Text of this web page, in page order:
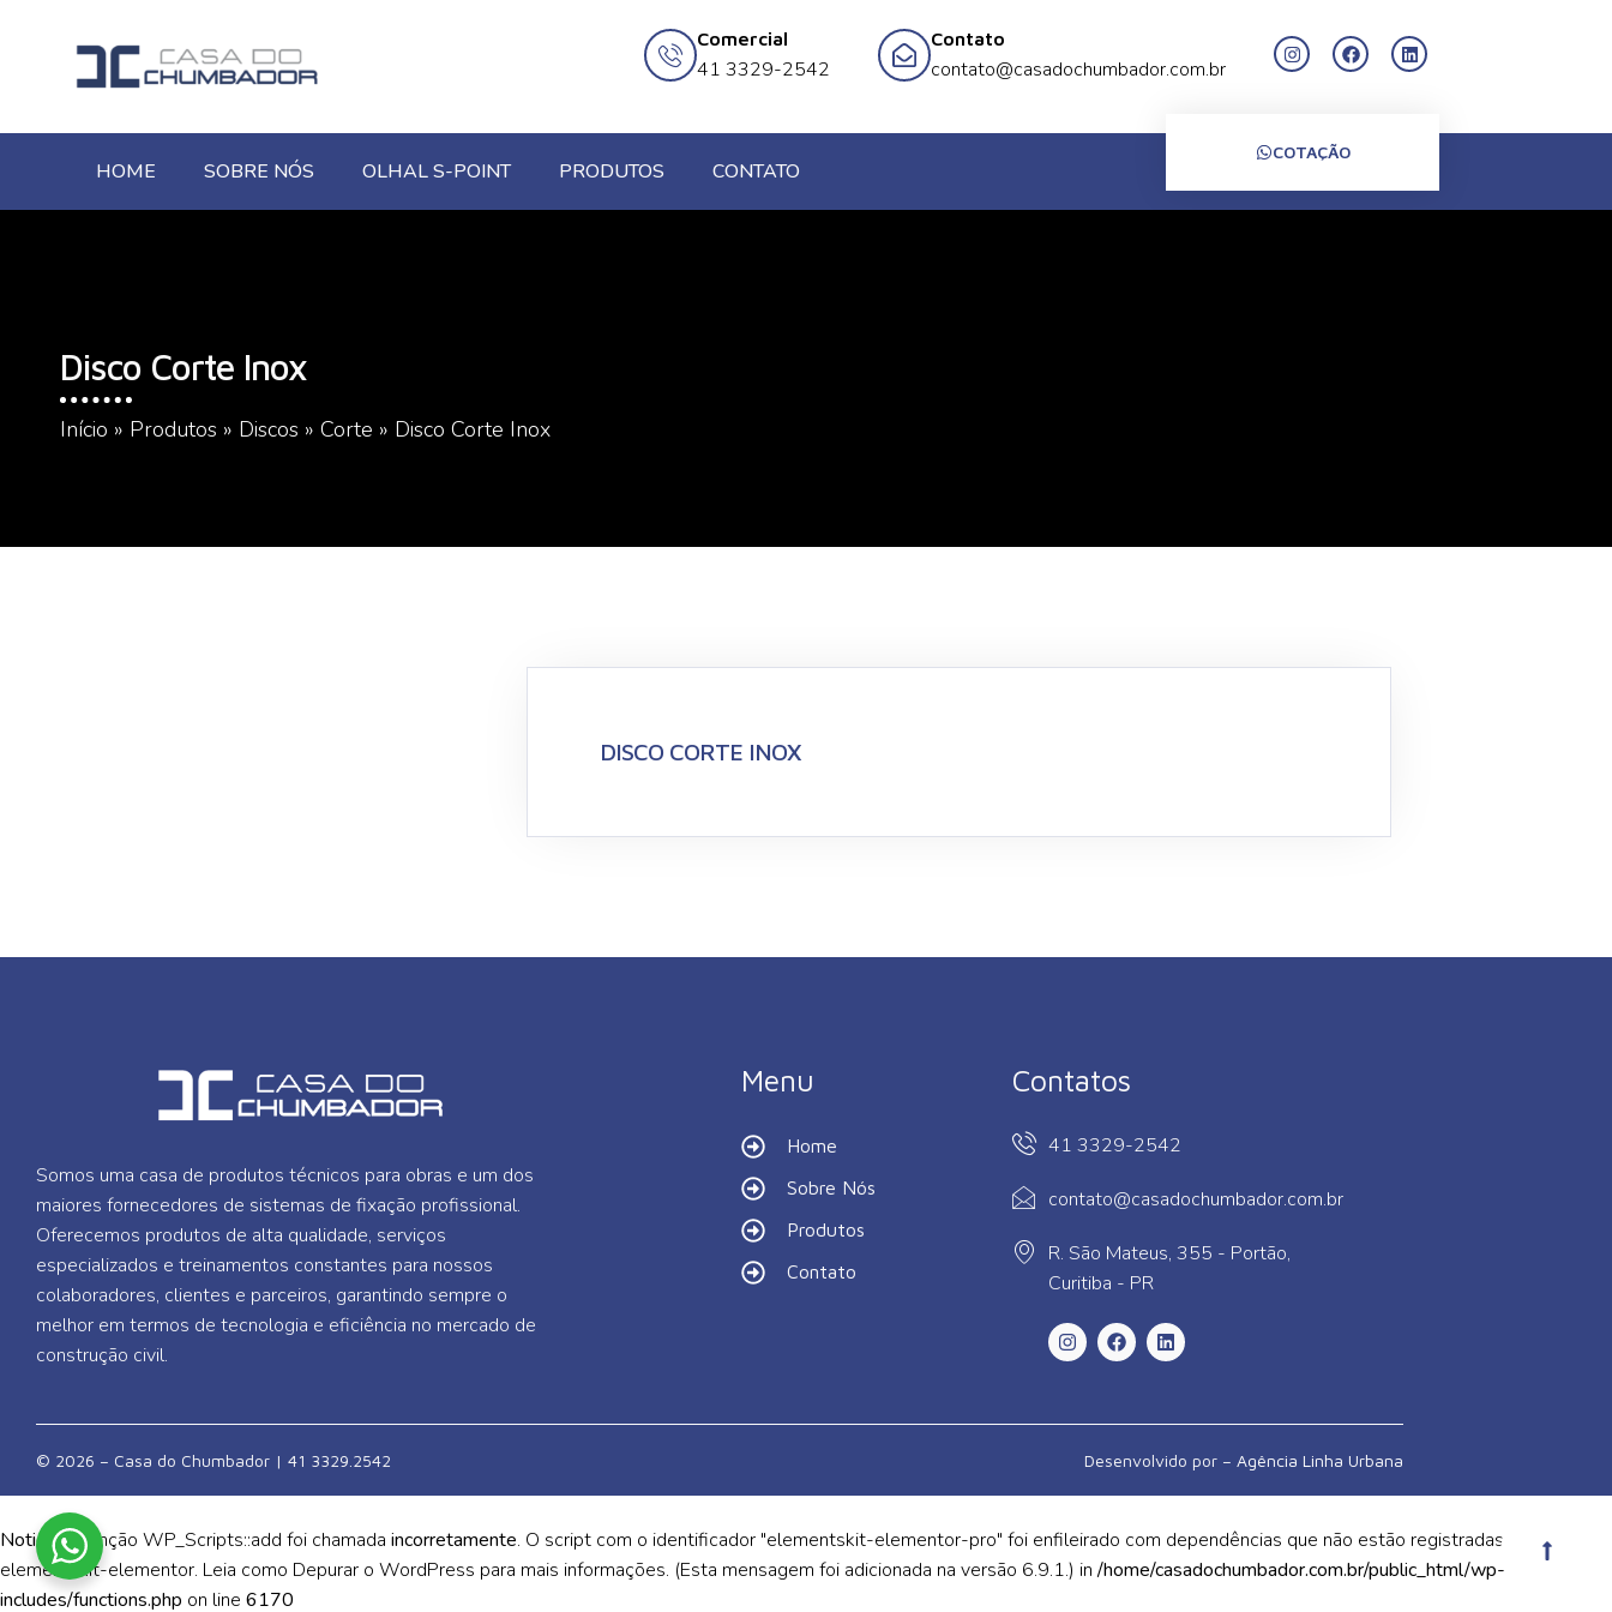
Comercial
41 3329-2542
Contato
contato@casadochumbador.com.br
HOME SOBRE NÓS OLHAL S-POINT PRODUTOS CONTATO
COTAÇÃO
Disco Corte Inox
Início » Produtos » Discos » Corte » Disco Corte Inox
DISCO CORTE INOX
Somos uma casa de produtos técnicos para obras e um dos
maiores fornecedores de sistemas de fixação profissional.
Oferecemos produtos de alta qualidade, serviços
especializados e treinamentos constantes para nossos
colaboradores, clientes e parceiros, garantindo sempre o
melhor em termos de tecnologia e eficiência no mercado de
construção civil.
Menu
Home
Sobre Nós
Produtos
Contato
Contatos
41 3329-2542
contato@casadochumbador.com.br
R. São Mateus, 355 - Portão,
Curitiba - PR
© 2026 – Casa do Chumbador | 41 3329.2542 Desenvolvido por – Agência Linha Urbana
Notice: A função WP_Scripts::add foi chamada incorretamente. O script com o identificador "elementskit-elementor-pro" foi enfileirado com dependências que não estão registradas:
elementskit-elementor. Leia como Depurar o WordPress para mais informações. (Esta mensagem foi adicionada na versão 6.9.1.) in/home/casadochumbador.com.br/public_html/wp-
includes/functions.php on line 6170